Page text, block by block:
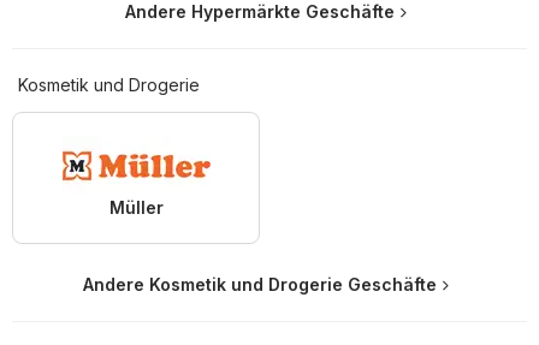
Andere Hypermärkte Geschäfte
Kosmetik und Drogerie
Müller
Andere Kosmetik und Drogerie Geschäfte